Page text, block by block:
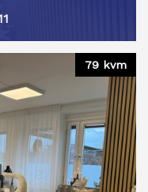
79 kvm